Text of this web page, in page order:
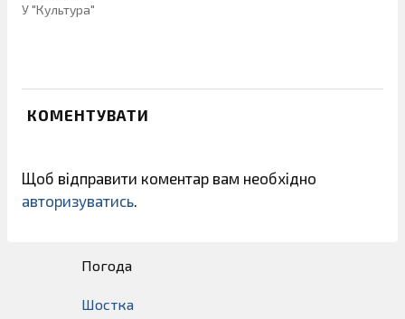
У "Культура"
КОМЕНТУВАТИ
Щоб відправити коментар вам необхідно
авторизуватись.
Погода
Шостка